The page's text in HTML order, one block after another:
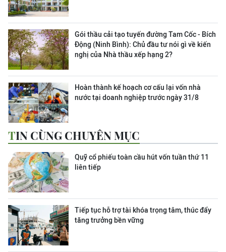
Gói thầu cải tạo tuyến đường Tam Cốc - Bích
Động (Ninh Bình): Chủ đầu tư nói gì về kiến
nghị của Nhà thầu xếp hạng 2?
Hoàn thành kế hoạch cơ cấu lại vốn nhà
nước tại doanh nghiệp trước ngày 31/8
TIN CÙNG CHUYÊN MỤC
Quỹ cổ phiếu toàn cầu hút vốn tuần thứ 11
liên tiếp
Tiếp tục hỗ trợ tài khóa trọng tâm, thúc đẩy
tăng trưởng bền vững